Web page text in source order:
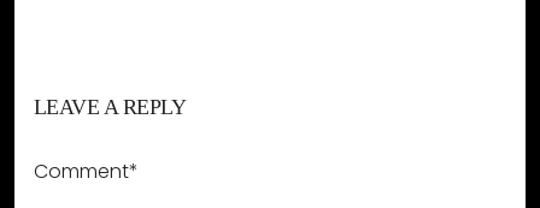
LEAVE A REPLY
Comment*